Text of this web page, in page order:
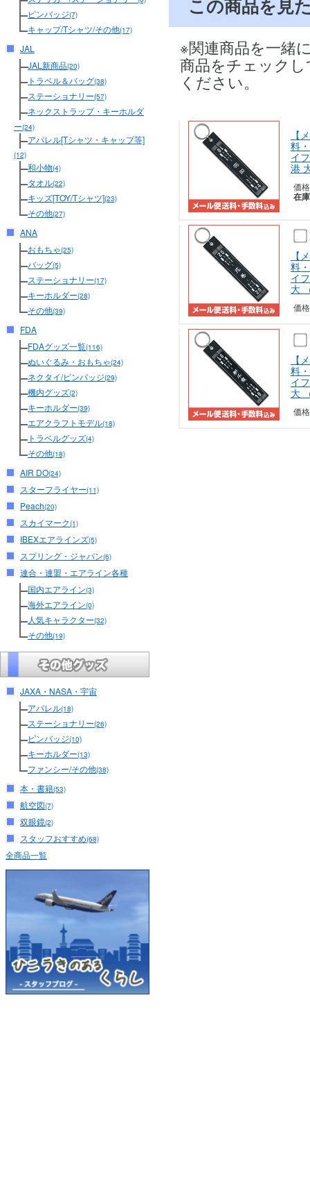
ピンバッジ(7)
キャップ/Tシャツ/その他(17)
JAL
JAL新商品(20)
トラベル＆バッグ(38)
ステーショナリー(57)
ネックストラップ・キーホルダ
ー(24)
アパレル[Tシャツ・キャップ等]
(12)
和小物(4)
タオル(22)
キッズ[TOY/Tシャツ](23)
その他(27)
ANA
おもちゃ(25)
バッグ(5)
ステーショナリー(17)
キーホルダー(28)
その他(39)
FDA
FDAグッズ一覧(116)
ぬいぐるみ・おもちゃ(24)
ネクタイ/ピンバッジ(29)
機内グッズ(2)
キーホルダー(39)
エアクラフトモデル(18)
トラベルグッズ(4)
その他(18)
AIR DO(24)
スターフライヤー(11)
Peach(20)
スカイマーク(1)
IBEXエアラインズ(5)
スプリング・ジャパン(6)
連合・連盟・エアライン各種
国内エアライン(3)
海外エアライン(0)
人気キャラクター(32)
その他(19)
JAXA・NASA・宇宙
アパレル(18)
ステーショナリー(26)
ピンバッジ(10)
キーホルダー(13)
ファンシー/その他(38)
本・書籍(53)
航空図(7)
双眼鏡(2)
スタッフおすすめ(68)
全商品一覧
この商品を見
※関連商品を一緒
商品をチェック
ください。
【
料
イ
港
価
在
【
料
イ
大
価
【
料
イ
大
価